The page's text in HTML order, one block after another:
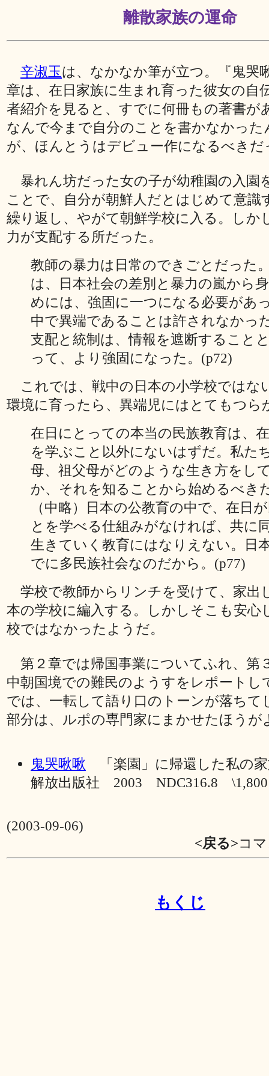
離散家族の運命
辛淑玉は、なかなか筆が立つ。『鬼哭
章は、在日家族に生まれ育った彼女の自
者紹介を見ると、すでに何冊もの著書が
なんで今まで自分のことを書かなかった
が、ほんとうはデビュー作になるべきだ
暴れん坊だった女の子が幼稚園の入園
ことで、自分が朝鮮人だとはじめて意識
繰り返し、やがて朝鮮学校に入る。しか
力が支配する所だった。
教師の暴力は日常のできごとだった
は、日本社会の差別と暴力の嵐から
めには、強固に一つになる必要があ
中で異端であることは許されなかっ
支配と統制は、情報を遮断すること
って、より強固になった。(p72)
これでは、戦中の日本の小学校ではな
環境に育ったら、異端児にはとてもつら
在日にとっての本当の民族教育は、
を学ぶこと以外にないはずだ。私た
母、祖父母がどのような生き方をし
か、それを知ることから始めるべき
（中略）日本の公教育の中で、在日
とを学べる仕組みがなければ、共に
生きていく教育にはなりえない。日
でに多民族社会なのだから。(p77)
学校で教師からリンチを受けて、家出
本の学校に編入する。しかしそこも安心
校ではなかったようだ。
第２章では帰国事業についてふれ、第
中朝国境での難民のようすをレポートし
では、一転して語り口のトーンが落ちて
部分は、ルポの専門家にまかせたほうが
鬼哭啾啾 「楽園」に帰還した私
解放出版社 2003 NDC316.8 \1,800
(2003-09-06)
<戻る>コ
もくじ